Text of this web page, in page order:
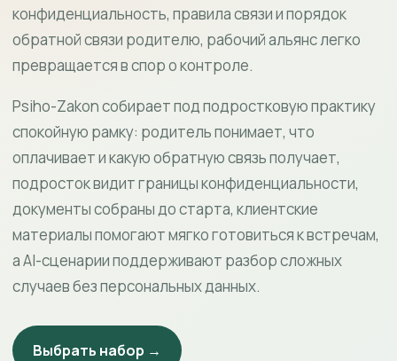
конфиденциальность, правила связи и порядок
обратной связи родителю, рабочий альянс легко
превращается в спор о контроле.
Psiho-Zakon собирает под подростковую практику
спокойную рамку: родитель понимает, что
оплачивает и какую обратную связь получает,
подросток видит границы конфиденциальности,
документы собраны до старта, клиентские
материалы помогают мягко готовиться к встречам,
а AI-сценарии поддерживают разбор сложных
случаев без персональных данных.
Выбрать набор →